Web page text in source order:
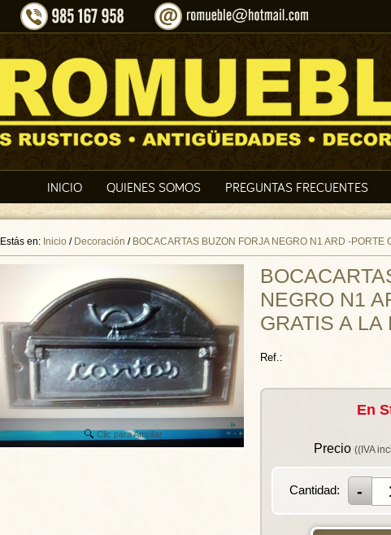
INICIO QUIENES SOMOS PREGUNTAS FRECUENTES
Estás en: Inicio / Decoración / BOCACARTAS BUZON FORJA NEGRO N1 ARD -PORTE
Clic para Ampliar
NEGRO N1
GRATIS A LA
Ref.:
En
Precio ((IVA
Cantidad: